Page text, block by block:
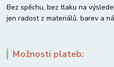
Bez spěchu, bez tlaku na
jen radost z materiálů, barev a
Možnosti plateb: